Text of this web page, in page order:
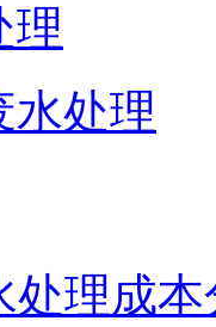
理
水处理
处理成